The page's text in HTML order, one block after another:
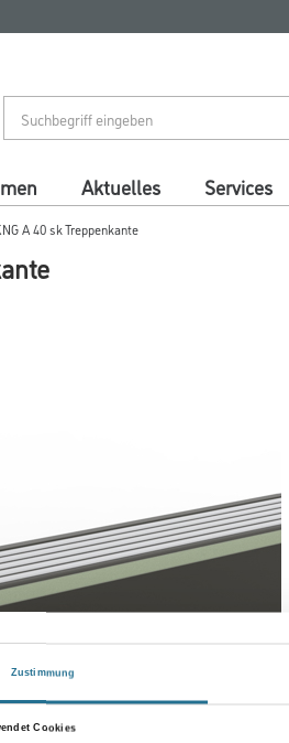
Zustimmung
Cookies
Aktuelles Services
A 40 sk Treppenkante